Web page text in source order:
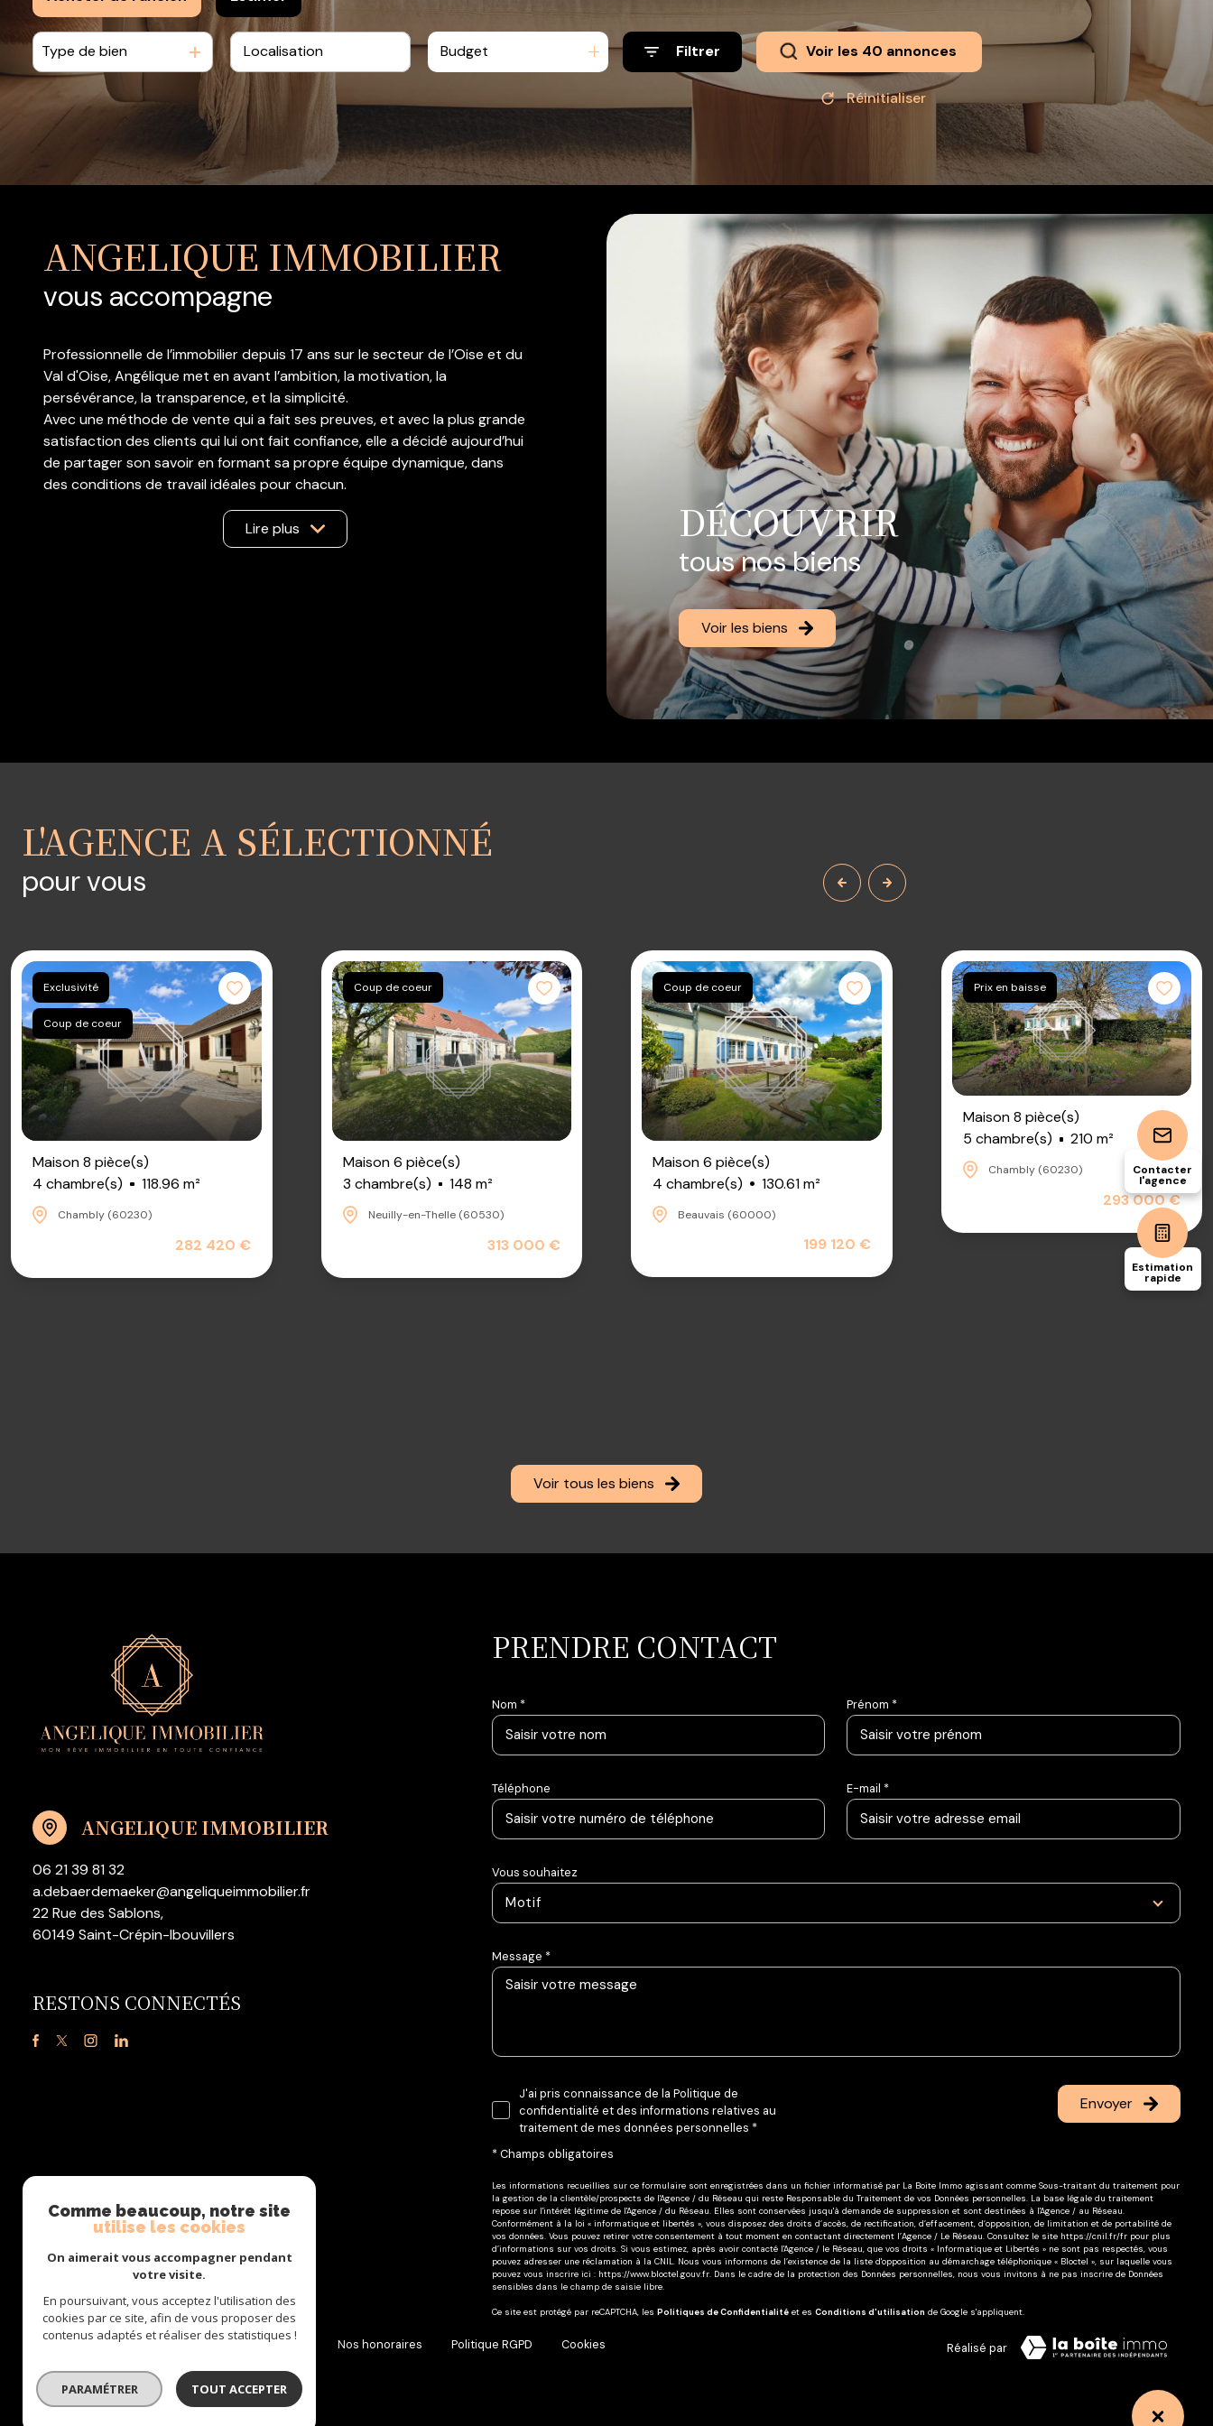
estimation
notre
équipe
contact
rejoindre
De l'ancien
Type de bien Budget Filtrer Voir les 40 annonces
Réinitialiser
DÉCOUVRIR
tous nos biens
Voir les biens
ANGELIQUE IMMOBILIER
vous accompagne
Professionnelle de l’immobilier depuis 17 ans sur le secteur de l’Oise et du
Val d'Oise, Angélique met en avant l’ambition, la motivation, la
persévérance, la transparence, et la simplicité.
Avec une méthode de vente qui a fait ses preuves, et avec la plus grande
satisfaction des clients qui lui ont fait confiance, elle a décidé aujourd’hui
de partager son savoir en formant sa propre équipe dynamique, dans
des conditions de travail idéales pour chacun.
Aujourd'hui, elle dispose de 9 agents commerciaux à ses côtés, de façon
à ce que tous les clients soient correctement accompagnés dans leurs
projets de vente ou d'acquisition.
Lire plus
L'AGENCE A SÉLECTIONNÉ
pour vous
Exclusivité
Coup de coeur
Maison 8 pièce(s)
4 chambre(s)
118.96 m²
Chambly (60230)
282 420 €
Coup de coeur
Maison 6 pièce(s)
3 chambre(s)
148 m²
Neuilly-en-Thelle (60530)
313 000 €
Coup de coeur
Maison 6 pièce(s)
4 chambre(s)
130.61 m²
Beauvais (60000)
199 120 €
Prix en baisse
Maison 8 pièce(s)
5 chambre(s)
210 m²
Chambly (60230)
293 000 €
Voir tous les biens
Contacter
l'agence
Estimation
rapide
PRENDRE CONTACT
Nom * Prénom *
Téléphone E-mail *
Vous souhaitez
Motif
Message *
J'ai pris connaissance de la Politique de
confidentialité et des informations relatives au
traitement de mes données personnelles *
* Champs obligatoires
Envoyer
Les informations recueillies sur ce formulaire sont enregistrées dans un fichier informatisé par La Boite Immo agissant comme Sous-traitant du traitement pour
la gestion de la clientèle/prospects de l'Agence / du Réseau qui reste Responsable du Traitement de vos Données personnelles. La base légale du traitement
repose sur l'intérêt légitime de l'Agence / du Réseau. Elles sont conservées jusqu'à demande de suppression et sont destinées à l'Agence / au Réseau.
Conformément à la loi « informatique et libertés », vous disposez des droits d’accès, de rectification, d’effacement, d’opposition, de limitation et de portabilité de
vos données. Vous pouvez retirer votre consentement à tout moment en contactant directement l’Agence / Le Réseau. Consultez le site https://cnil.fr/frpour plus
d’informations sur vos droits. Si vous estimez, après avoir contacté l'Agence / le Réseau, que vos droits « Informatique et Libertés » ne sont pas respectés, vous
pouvez adresser une réclamation à la CNIL. Nous vous informons de l’existence de la liste d'opposition au démarchage téléphonique « Bloctel », sur laquelle vous
pouvez vous inscrire ici : https://www.bloctel.gouv.fr. Dans le cadre de la protection des Données personnelles, nous vous invitons à ne pas inscrire de Données
sensibles dans le champ de saisie libre.
Ce site est protégé par reCAPTCHA, les Politiques de Confidentialitéet es Conditions d'utilisation de Google s'appliquent.
ANGELIQUE IMMOBILIER
06 21 39 81 32
a.debaerdemaeker@angeliqueimmobilier.fr
22 Rue des Sablons,
60149 Saint-Crépin-Ibouvillers
RESTONS CONNECTÉS
Nos partenaires Nos honoraires Politique RGPD Cookies
© 2026 | Tous droits réservés
Réalisé par
Comme beaucoup, notre site
utilise les cookies
On aimerait vous accompagner pendant
votre visite.
En poursuivant, vous acceptez l'utilisation des
cookies par ce site, afin de vous proposer des
contenus adaptés et réaliser des statistiques !
PARAMÉTRER TOUT ACCEPTER